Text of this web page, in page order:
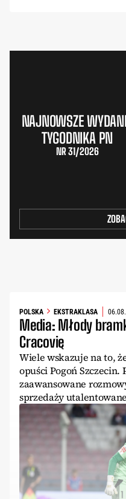
NAJNOWSZE
TYGODNIKA PN
NR 31/2026
POLSKA EKSTRAKLASA
Media: Młody
Cracovię
Wiele wskazuje na to,
opuści Pogoń
zaawansowane
sprzedaży